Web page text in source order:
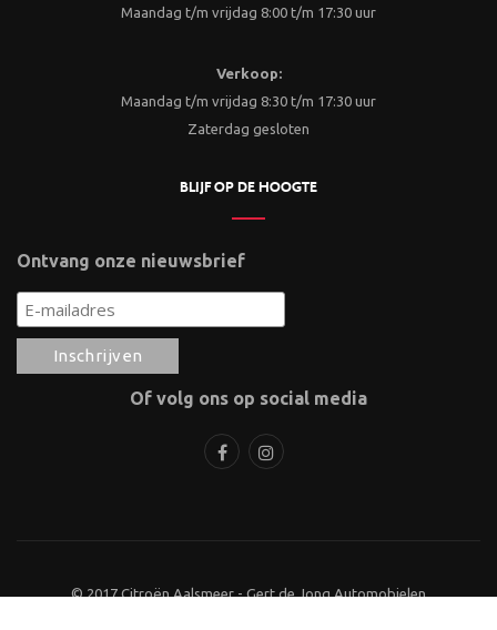
Maandag t/m vrijdag 8:00 t/m 17:30 uur
Verkoop:
Maandag t/m vrijdag 8:30 t/m 17:30 uur
Zaterdag gesloten
BLIJF OP DE HOOGTE
Ontvang onze nieuwsbrief
Of volg ons op social media
© 2017 Citroën Aalsmeer - Gert de Jong Automobielen